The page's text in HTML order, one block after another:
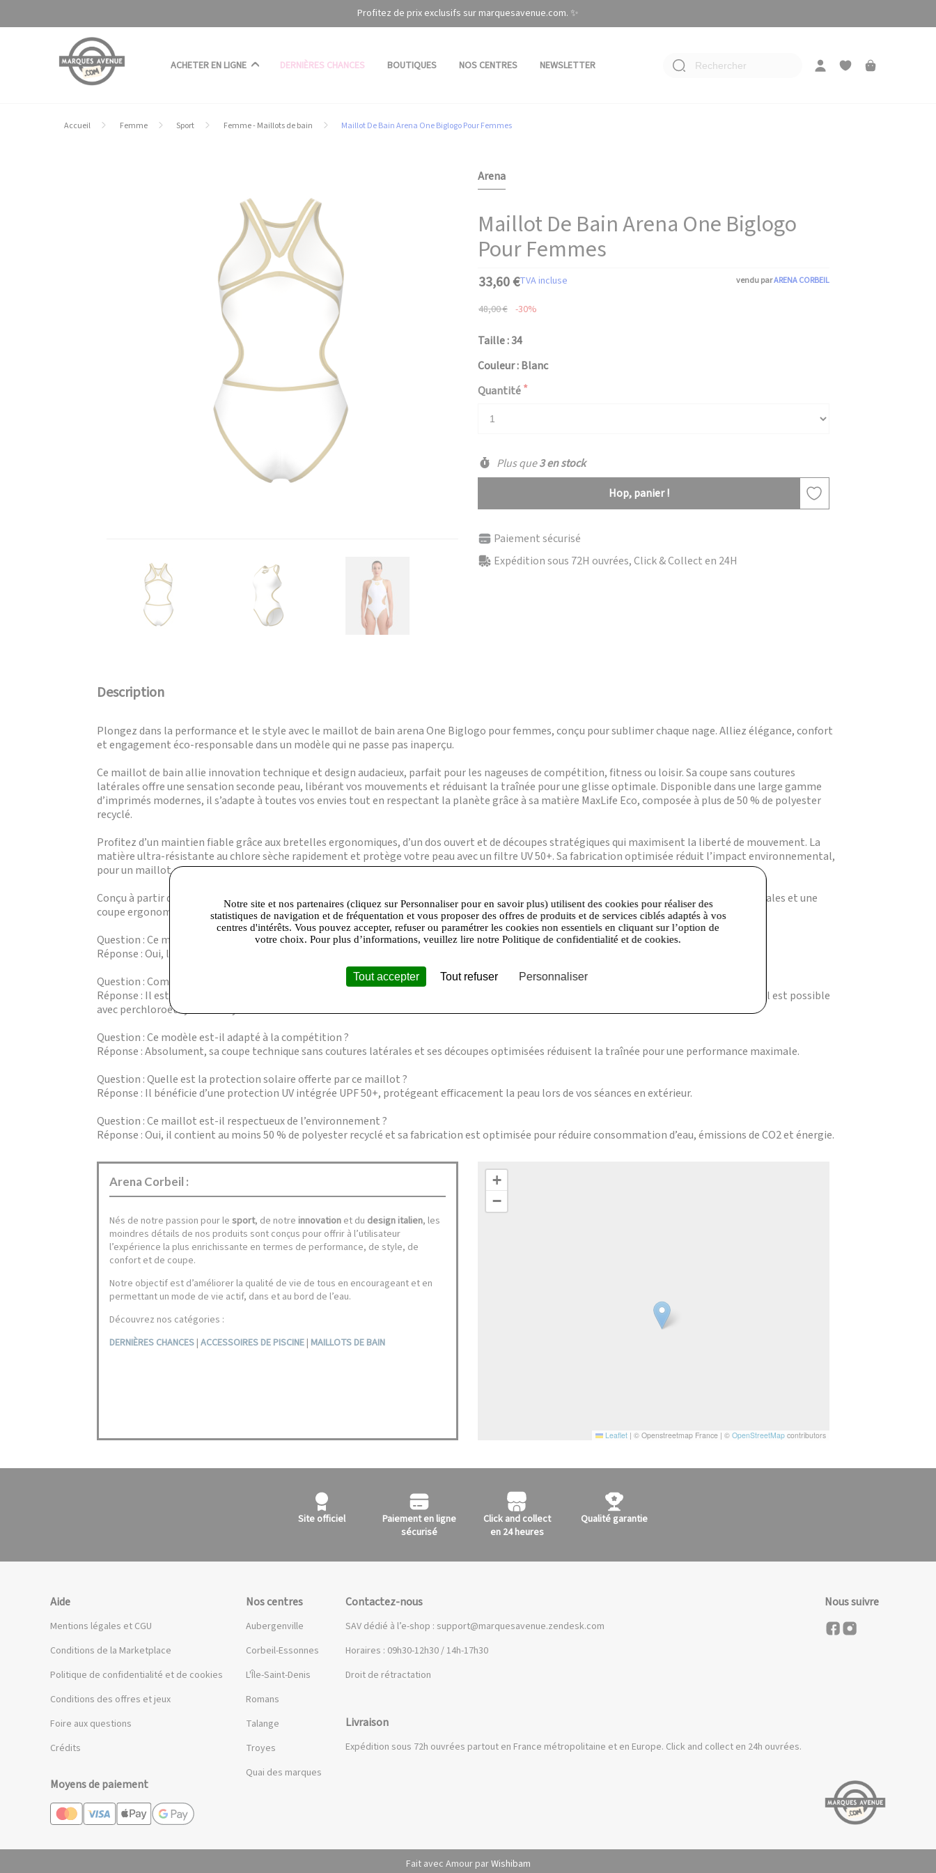
Profitez de prix exclusifs sur marquesavenue.com. ✨
ACHETER EN LIGNE DERNIÈRES CHANCES BOUTIQUES NOS CENTRES NEWSLETTER Rechercher
Accueil Femme Sport Femme - Maillots de bain Maillot De Bain Arena One Biglogo Pour Femmes
Arena
Maillot De Bain Arena One Biglogo
Pour Femmes
vendu parARENA CORBEIL
33,60 €TVA incluse
48,00 € -30%
Taille : 34
Couleur : Blanc
Quantité
Plus que3 en stock
Hop, panier !
Paiement sécurisé
Expédition sous 72H ouvrées, Click & Collect en 24H
Description
Plongez dans la performance et le style avec le maillot de bain arena One Biglogo pour femmes, conçu pour sublimer chaque nage. Alliez élégance, confort
et engagement éco-responsable dans un modèle qui ne passe pas inaperçu.
Ce maillot de bain allie innovation technique et design audacieux, parfait pour les nageuses de compétition, fitness ou loisir. Sa coupe sans coutures
latérales offre une sensation seconde peau, libérant vos mouvements et réduisant la traînée pour une glisse optimale. Disponible dans une large gamme
d’imprimés modernes, il s’adapte à toutes vos envies tout en respectant la planète grâce à sa matière MaxLife Eco, composée à plus de 50 % de polyester
recyclé.
Profitez d’un maintien fiable grâce aux bretelles ergonomiques, d’un dos ouvert et de découpes stratégiques qui maximisent la liberté de mouvement. La
matière ultra-résistante au chlore sèche rapidement et protège votre peau avec un filtre UV 50+. Sa fabrication optimisée réduit l’impact environnemental,
pour un maillot aussi durable que performant.
Conçu à partir de 100 % polyester dont 51 % recyclé, ce maillot intègre la technologie arena One, garantissant une absence de coutures latérales et une
coupe ergonomique. Il est certifié OEKO-TEX Standard 100, assurant l’absence de substances nocives pour la santé et l’environnement.
Question : Ce maillot convient-il à la natation en piscine chlorée ?
Réponse : Oui, la matière MaxLife Eco est ultra-résistante au chlore, idéale pour une utilisation régulière en piscine.
Question : Comment entretenir ce maillot de bain ?
Réponse : Il est recommandé de le laver à la main, d’éviter le blanchiment, le séchage en machine et le repassage. Un nettoyage professionnel est possible
avec perchloroéthylène ou hydrocarbures.
Question : Ce modèle est-il adapté à la compétition ?
Réponse : Absolument, sa coupe technique sans coutures latérales et ses découpes optimisées réduisent la traînée pour une performance maximale.
Question : Quelle est la protection solaire offerte par ce maillot ?
Réponse : Il bénéficie d’une protection UV intégrée UPF 50+, protégeant efficacement la peau lors de vos séances en extérieur.
Question : Ce maillot est-il respectueux de l’environnement ?
Réponse : Oui, il contient au moins 50 % de polyester recyclé et sa fabrication est optimisée pour réduire consommation d’eau, émissions de CO2 et énergie.
Arena Corbeil :
Nés de notre passion pour lesport, de notre innovation et du design italien, les
moindres détails de nos produits sont conçus pour offrir à l’utilisateur
l’expérience la plus enrichissante en termes de performance, de style, de
confort et de coupe.
Notre objectif est d’améliorer la qualité de vie de tous en encourageant et en
permettant un mode de vie actif, dans et au bord de l’eau.
Découvrez nos catégories :
DERNIÈRES CHANCES |ACCESSOIRES DE PISCINE | MAILLOTS DE BAIN
+
−
Leaflet | © Openstreetmap France | © OpenStreetMapcontributors
Site officiel
Paiement en ligne
sécurisé
Click and collect
en 24 heures
Qualité garantie
Aide
Mentions légales et CGU
Conditions de la Marketplace
Politique de confidentialité et de cookies
Conditions des offres et jeux
Foire aux questions
Crédits
Moyens de paiement
Nos centres
Aubergenville
Corbeil-Essonnes
L'Île-Saint-Denis
Romans
Talange
Troyes
Quai des marques
Contactez-nous
SAV dédié à l’e-shop : support@marquesavenue.zendesk.com
Horaires : 09h30-12h30 / 14h-17h30
Droit de rétractation
Livraison
Expédition sous 72h ouvrées partout en France métropolitaine et en Europe. Click and collect en 24h ouvrées.
Nous suivre
Fait avec Amour parWishibam
Notre site et nos partenaires (cliquez sur Personnaliser pour en savoir plus) utilisent des cookies pour réaliser des
statistiques de navigation et de fréquentation et vous proposer des offres de produits et de services ciblés adaptés à vos
centres d'intérêts. Vous pouvez accepter, refuser ou paramétrer les cookies non essentiels en cliquant sur l’option de
votre choix. Pour plus d’informations, veuillez lire notre Politique de confidentialité et de cookies.
Tout accepter Tout refuser Personnaliser